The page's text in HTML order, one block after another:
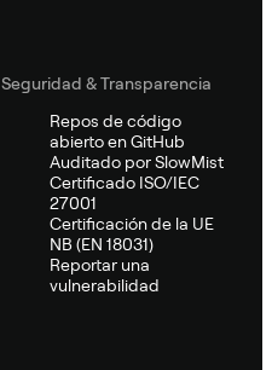
Seguridad & Transparencia
Repos de código
abierto en GitHub
Auditado por SlowMist
Certificado ISO/IEC
27001
Certificación de la UE
NB (EN 18031)
Reportar una
vulnerabilidad